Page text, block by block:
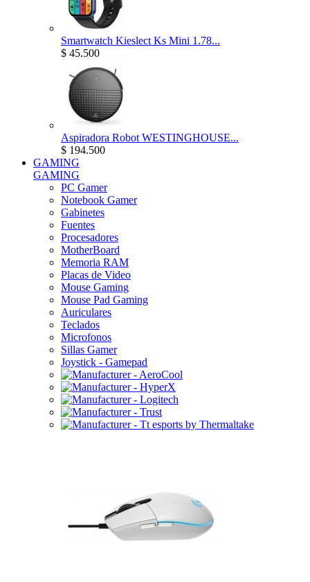
Smartwatch Kieslect Ks Mini 1.78...
$ 45.500
Aspiradora Robot WESTINGHOUSE...
$ 194.500
GAMING
GAMING
PC Gamer
Notebook Gamer
Gabinetes
Fuentes
Procesadores
MotherBoard
Memoria RAM
Placas de Video
Mouse Gaming
Mouse Pad Gaming
Auriculares
Teclados
Microfonos
Sillas Gamer
Joystick - Gamepad